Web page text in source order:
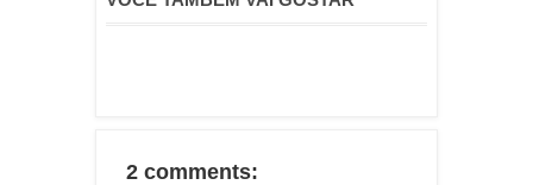
2 comments: